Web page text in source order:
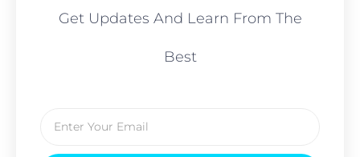
Get Updates And Learn From The
Best